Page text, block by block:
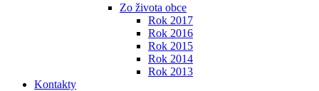
Zo života obce
Rok 2017
Rok 2016
Rok 2015
Rok 2014
Rok 2013
Kontakty